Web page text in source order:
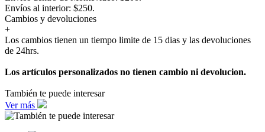
Envíos al interior: $250.
Cambios y devoluciones
+
Los cambios tienen un tiempo limite de 15 dias y las devoluciones
de 24hrs.
Los artículos personalizados no tienen cambio ni devolucion.
También te puede interesar
Ver más